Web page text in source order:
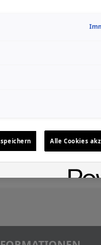
Alle Cookies